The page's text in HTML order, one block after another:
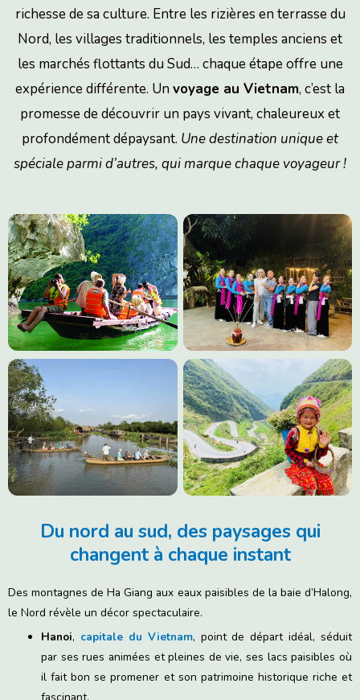
richesse de sa culture. Entre les rizières en terrasse du
Nord, les villages traditionnels, les temples anciens et
les marchés flottants du Sud… chaque étape offre une
expérience différente. Un voyage au Vietnam, c’est la
promesse de découvrir un pays vivant, chaleureux et
profondément dépaysant. Une destination unique et
spéciale parmi d’autres, qui marque chaque voyageur !
Du nord au sud, des paysages qui
changent à chaque instant
Des montagnes de Ha Giang aux eaux paisibles de la baie d’Halong,
le Nord révèle un décor spectaculaire.
Hanoi, capitale du Vietnam, point de départ idéal, séduit
par ses rues animées et pleines de vie, ses lacs paisibles où
il fait bon se promener et son patrimoine historique riche et